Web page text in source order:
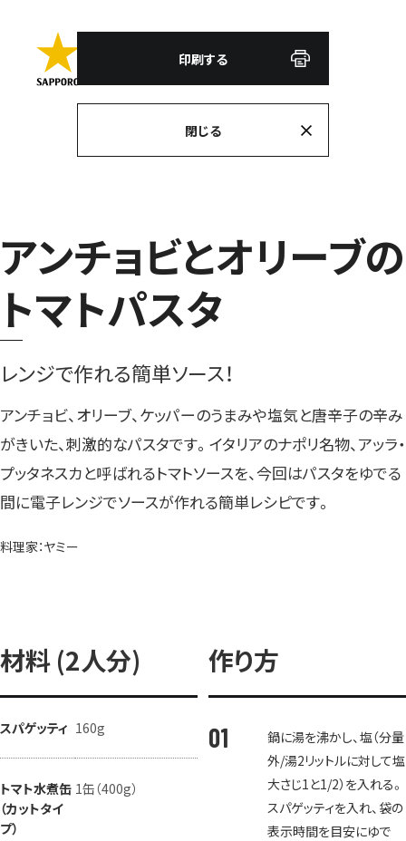
印刷する
閉じる
アンチョビとオリーブの
トマトパスタ
レンジで作れる簡単ソース！
アンチョビ、オリーブ、ケッパーのうまみや塩気と唐辛子の辛み
がきいた、刺激的なパスタです。イタリアのナポリ名物、アッラ・
プッタネスカと呼ばれるトマトソースを、今回はパスタをゆでる
間に電子レンジでソースが作れる簡単レシピです。
料理家：ヤミー
材料 (2人分)
スパゲッティ 160g
トマト水煮缶
（カットタイ
プ）
1缶（400g）
作り方
鍋に湯を沸かし、塩（分量
外/湯2リットルに対して塩
大さじ1と1/2）を入れる。
スパゲッティを入れ、袋の
表示時間を目安にゆで